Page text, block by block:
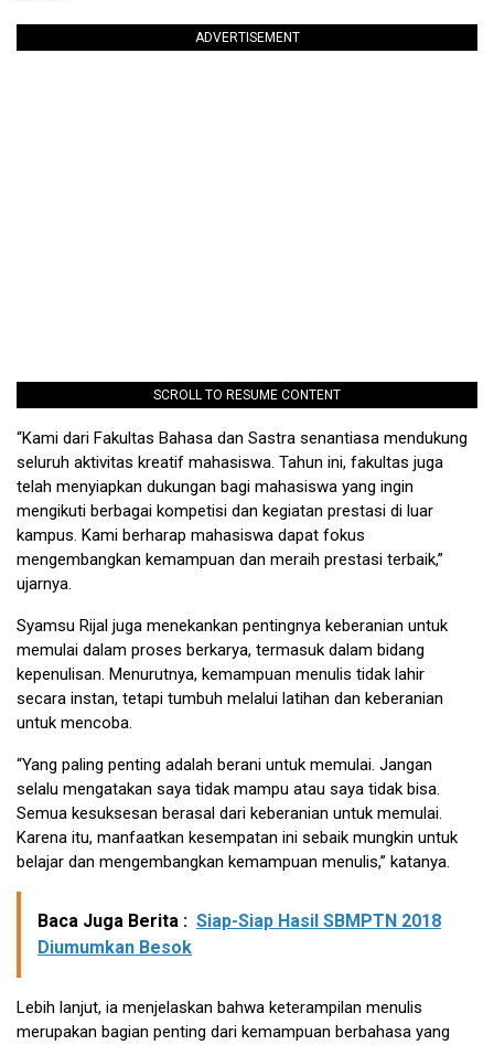
ADVERTISEMENT
SCROLL TO RESUME CONTENT
“Kami dari Fakultas Bahasa dan Sastra senantiasa mendukung
seluruh aktivitas kreatif mahasiswa. Tahun ini, fakultas juga
telah menyiapkan dukungan bagi mahasiswa yang ingin
mengikuti berbagai kompetisi dan kegiatan prestasi di luar
kampus. Kami berharap mahasiswa dapat fokus
mengembangkan kemampuan dan meraih prestasi terbaik,”
ujarnya.
Syamsu Rijal juga menekankan pentingnya keberanian untuk
memulai dalam proses berkarya, termasuk dalam bidang
kepenulisan. Menurutnya, kemampuan menulis tidak lahir
secara instan, tetapi tumbuh melalui latihan dan keberanian
untuk mencoba.
“Yang paling penting adalah berani untuk memulai. Jangan
selalu mengatakan saya tidak mampu atau saya tidak bisa.
Semua kesuksesan berasal dari keberanian untuk memulai.
Karena itu, manfaatkan kesempatan ini sebaik mungkin untuk
belajar dan mengembangkan kemampuan menulis,” katanya.
Baca Juga Berita : Siap-Siap Hasil SBMPTN 2018
Diumumkan Besok
Lebih lanjut, ia menjelaskan bahwa keterampilan menulis
merupakan bagian penting dari kemampuan berbahasa yang